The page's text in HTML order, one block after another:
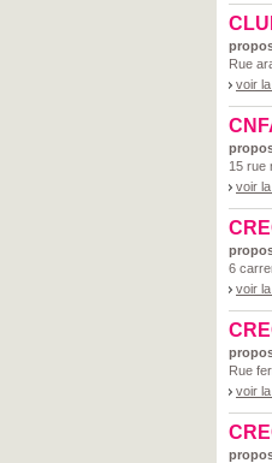
Rue
voir
15 rue
voir
6
voir
Rue
voir